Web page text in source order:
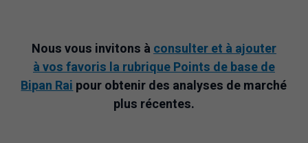
Nous vous invitons àconsulter et à ajouter
à vos favoris la rubrique Points de base de
Bipan Raipour obtenir des analyses de marché
plus récentes.